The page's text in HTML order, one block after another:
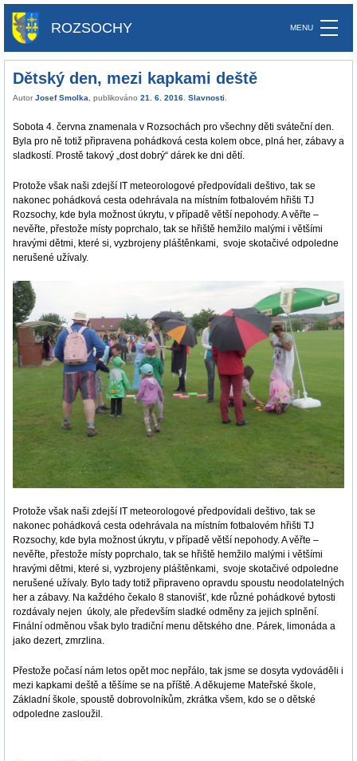
ROZSOCHY
Dětský den, mezi kapkami deště
Autor Josef Smolka , publikováno 21. 6. 2016 Slavnosti
Sobota 4. června znamenala v Rozsochách pro všechny děti sváteční den.
Byla pro ně totiž připravena pohádková cesta kolem obce, plná her, zábavy a
sladkostí. Prostě takový „dost dobrý“ dárek ke dni dětí.
Protože však naši zdejší IT meteorologové předpovídali deštivo, tak se
nakonec pohádková cesta odehrávala na místním fotbalovém hřišti TJ
Rozsochy, kde byla možnost úkrytu, v případě větší nepohody. A věřte –
nevěřte, přestože místy poprchalo, tak se hřiště hemžilo malými i většími
hravými dětmi, které si, vyzbrojeny pláštěnkami, svoje skotačivé odpoledne
nerušené užívaly.
Protože však naši zdejší IT meteorologové předpovídali deštivo, tak se
nakonec pohádková cesta odehrávala na místním fotbalovém hřišti TJ
Rozsochy, kde byla možnost úkrytu, v případě větší nepohody. A věřte –
nevěřte, přestože místy poprchalo, tak se hřiště hemžilo malými i většími
hravými dětmi, které si, vyzbrojeny pláštěnkami, svoje skotačivé odpoledne
nerušené užívaly. Bylo tady totiž připraveno opravdu spoustu neodolatelných
her a zábavy. Na každého čekalo 8 stanovišť, kde různé pohádkové bytosti
rozdávaly nejen úkoly, ale především sladké odměny za jejich splnění.
Finální odměnou však bylo tradiční menu dětského dne. Párek, limonáda a
jako dezert, zmrzlina.
Přestože počasí nám letos opět moc nepřálo, tak jsme se dosyta vydováděli i
mezi kapkami deště a těšíme se na příště. A děkujeme Mateřské škole,
Základní škole, spoustě dobrovolníkům, zkrátka všem, kdo se o dětské
odpoledne zasloužil.